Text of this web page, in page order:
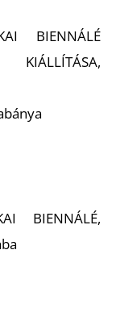
BIENNÁLÉ
BIENNÁLÉ,